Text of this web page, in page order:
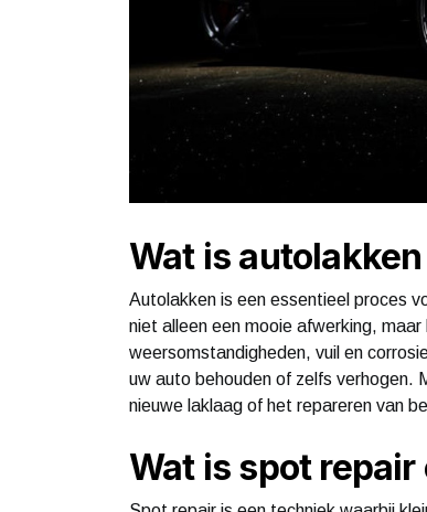
Wat is
Autolakken is een essentieel proces
niet alleen een mooie afwerking,
weersomstandigheden, vuil en
uw auto behouden of zelfs verhogen.
nieuwe laklaag of het repareren van
Wat is spot